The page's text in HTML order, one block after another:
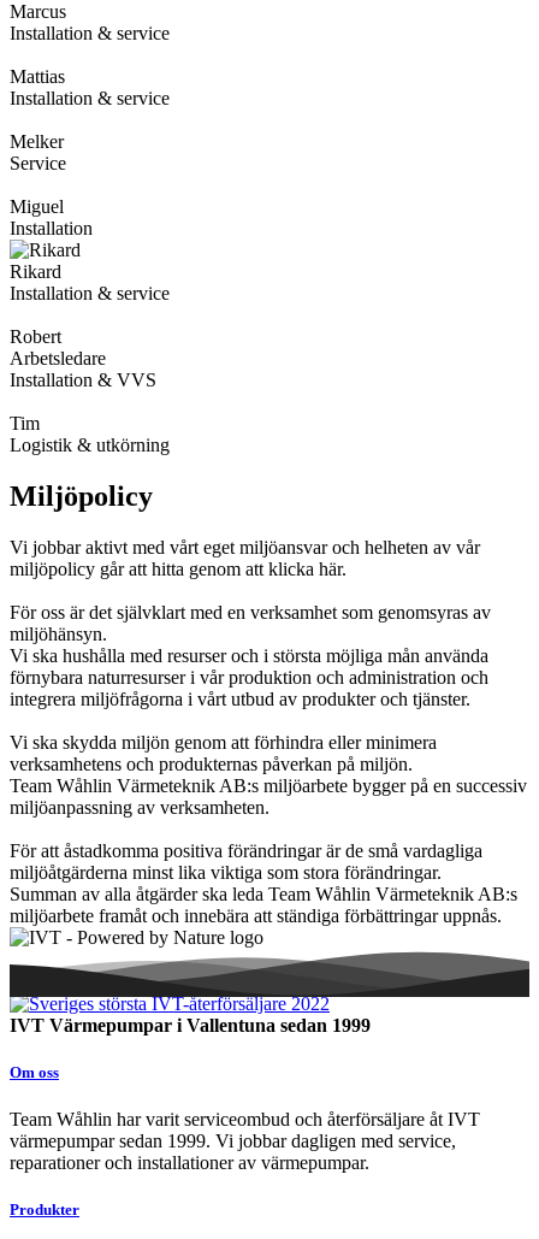
Marcus
Installation & service
Mattias
Installation & service
Melker
Service
Miguel
Installation
Rikard
Installation & service
Robert
Arbetsledare
Installation & VVS
Tim
Logistik & utkörning
Miljöpolicy
Vi jobbar aktivt med vårt eget miljöansvar och helheten av vår
miljöpolicy går att hitta genom att klicka här.
För oss är det självklart med en verksamhet som genomsyras av
miljöhänsyn.
Vi ska hushålla med resurser och i största möjliga mån använda
förnybara naturresurser i vår produktion och administration och
integrera miljöfrågorna i vårt utbud av produkter och tjänster.
Vi ska skydda miljön genom att förhindra eller minimera
verksamhetens och produkternas påverkan på miljön.
Team Wåhlin Värmeteknik AB:s miljöarbete bygger på en successiv
miljöanpassning av verksamheten.
För att åstadkomma positiva förändringar är de små vardagliga
miljöåtgärderna minst lika viktiga som stora förändringar.
Summan av alla åtgärder ska leda Team Wåhlin Värmeteknik AB:s
miljöarbete framåt och innebära att ständiga förbättringar uppnås.
IVT Värmepumpar i Vallentuna sedan 1999
Om oss
Team Wåhlin har varit serviceombud och återförsäljare åt IVT
värmepumpar sedan 1999. Vi jobbar dagligen med service,
reparationer och installationer av värmepumpar.
Produkter